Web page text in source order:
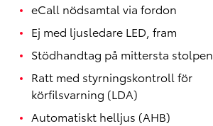
eCall nödsamtal via fordon
Ej med ljusledare LED, fram
Stödhandtag på mittersta stolpen
Ratt med styrningskontroll för
körfilsvarning (LDA)
Automatiskt helljus (AHB)